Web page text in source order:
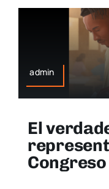
admin
El
Congreso